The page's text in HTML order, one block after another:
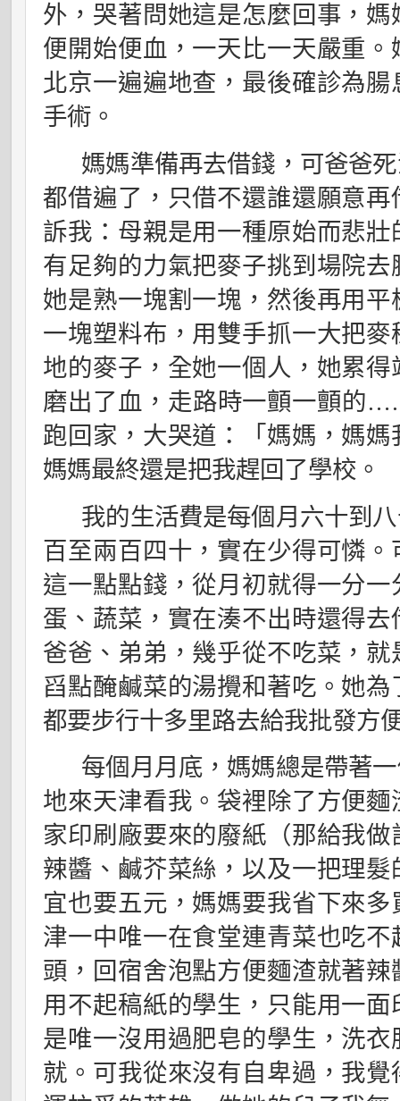
外，哭著問她這是怎麼回事，
便開始便血，一天比一天嚴重
北京一遍遍地查，最後確診為
手術。
媽媽準備再去借錢，可爸爸
都借遍了，只借不還誰還願意
訴我：母親是用一種原始而悲
有足夠的力氣把麥子挑到場院
她是熟一塊割一塊，然後再用
一塊塑料布，用雙手抓一大把
地的麥子，全她一個人，她累
磨出了血，走路時一顫一顫的
跑回家，大哭道：「媽媽，媽
媽媽最終還是把我趕回了學校。
我的生活費是每個月六十到
百至兩百四十，實在少得可憐
這一點點錢，從月初就得一分
蛋、蔬菜，實在湊不出時還得
爸爸、弟弟，幾乎從不吃菜，
舀點醃鹹菜的湯攪和著吃。她
都要步行十多里路去給我批發方
每個月月底，媽媽總是帶著
地來天津看我。袋裡除了方便
家印刷廠要來的廢紙（那給我
辣醬、鹹芥菜絲，以及一把理
宜也要五元，媽媽要我省下來
津一中唯一在食堂連青菜也吃
頭，回宿舍泡點方便麵渣就著
用不起稿紙的學生，只能用一
是唯一沒用過肥皂的學生，洗
就。可我從來沒有自卑過，我